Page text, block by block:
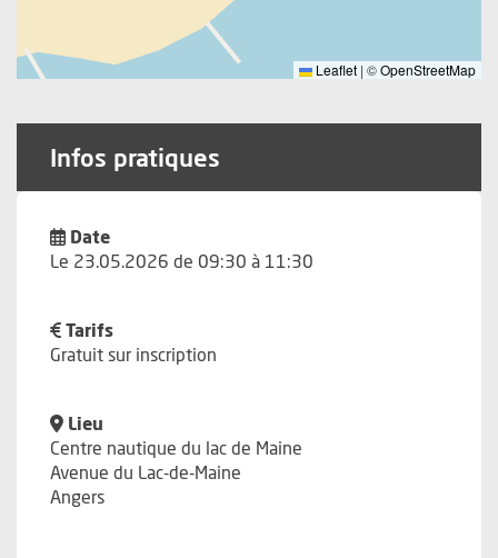
Leaflet | ©OpenStreetMap
Infos pratiques
Date
Le 23.05.2026 de 09:30 à 11:30
Tarifs
Gratuit sur inscription
Lieu
Centre nautique du lac de Maine
Avenue du Lac-de-Maine
Angers